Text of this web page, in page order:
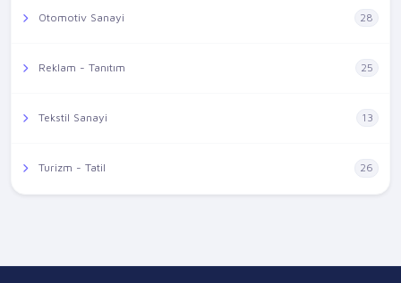
Otomotiv Sanayi 28
Reklam - Tanıtım 25
Tekstil Sanayi 13
Turizm - Tatil 26